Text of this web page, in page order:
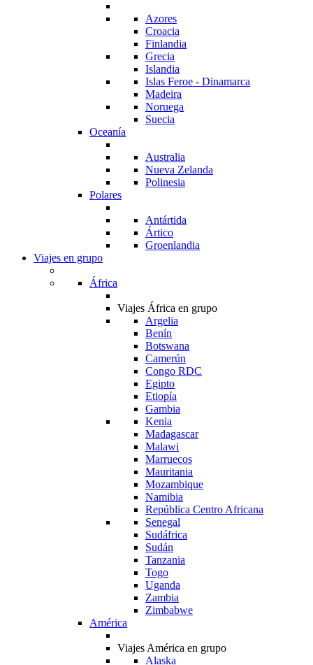
Azores
Croacia
Finlandia
Grecia
Islandia
Islas Feroe - Dinamarca
Madeira
Noruega
Suecia
Oceanía
Australia
Nueva Zelanda
Polinesia
Polares
Antártida
Ártico
Groenlandia
Viajes en grupo
África
Viajes África en grupo
Argelia
Benín
Botswana
Camerún
Congo RDC
Egipto
Etiopía
Gambia
Kenia
Madagascar
Malawi
Marruecos
Mauritania
Mozambique
Namibia
República Centro Africana
Senegal
Sudáfrica
Sudán
Tanzania
Togo
Uganda
Zambia
Zimbabwe
América
Viajes América en grupo
Alaska